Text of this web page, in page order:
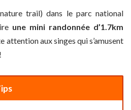
trail) dans le parc national
une mini randonnée d’1.7km
attention aux singes qui s’amusent